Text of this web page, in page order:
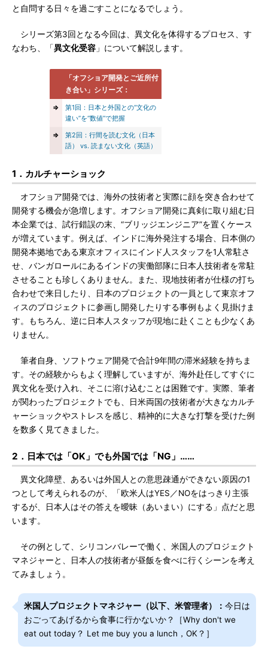
と自問する日々を過ごすことになるでしょう。
シリーズ第3回となる今回は、異文化を体得するプロセス、す
なわち、「異文化受容 」について解説します。
「オフショア開発とご近所付
き合い」シリーズ：
⇒
第1回：日本と外国との“文化の
違い”を“数値”で把握
⇒
第2回：行間を読む文化（日本
語） vs. 読まない文化（英語）
1．カルチャーショック
オフショア開発では、海外の技術者と実際に顔を突き合わせて
開発する機会が急増します。オフショア開発に真剣に取り組む日
本企業では、試行錯誤の末、“ブリッジエンジニア”を置くケース
が増えています。例えば、インドに海外発注する場合、日本側の
開発本拠地である東京オフィスにインド人スタッフを1人常駐さ
せ、バンガロールにあるインドの実働部隊に日本人技術者を常駐
させることも珍しくありません。また、現地技術者が仕様の打ち
合わせで来日したり、日本のプロジェクトの一員として東京オフ
ィスのプロジェクトに参画し開発したりする事例もよく見掛けま
す。もちろん、逆に日本人スタッフが現地に赴くことも少なくあ
りません。
筆者自身、ソフトウェア開発で合計9年間の滞米経験を持ちま
す。その経験からもよく理解していますが、海外赴任してすぐに
異文化を受け入れ、そこに溶け込むことは困難です。実際、筆者
が関わったプロジェクトでも、日米両国の技術者が大きなカルチ
ャーショックやストレスを感じ、精神的に大きな打撃を受けた例
を数多く見てきました。
2．日本では「OK」でも外国では「NG」……
異文化障壁、あるいは外国人との意思疎通ができない原因の1
つとして考えられるのが、「欧米人はYES／NOをはっきり主張
するが、日本人はその答えを曖昧（あいまい）にする」点だと思
います。
その例として、シリコンバレーで働く、米国人のプロジェクト
マネジャーと、日本人の技術者が昼飯を食べに行くシーンを考え
てみましょう。
米国人プロジェクトマネジャー（以下、米管理者）： 今日は
おごってあげるから食事に行かないか？［Why don't we
eat out today？ Let me buy you a lunch，OK？］